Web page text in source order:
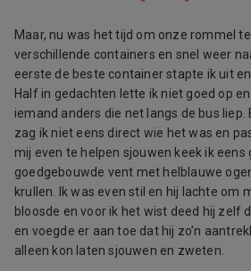
Maar, nu was het tijd om onze rommel
verschillende containers en snel weer
eerste de beste container stapte ik uit
Half in gedachten lette ik niet goed op
iemand anders die net langs de bus liep.
zag ik niet eens direct wie het was en
mij even te helpen sjouwen keek ik eens
goedgebouwde vent met helblauwe
krullen. Ik was even stil en hij lachte om
bloosde en voor ik het wist deed hij zelf
en voegde er aan toe dat hij zo’n
alleen kon laten sjouwen en zweten.